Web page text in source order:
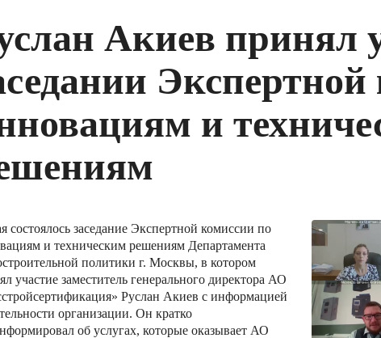
Акиев принял
и
состоялось заседание Экспертной комиссии по
и техническим решениям Департамента
политики г. Москвы, в котором
участие заместитель генерального директора АО
Руслан Акиев с информацией
организации. Он кратко
об услугах, которые оказывает АО